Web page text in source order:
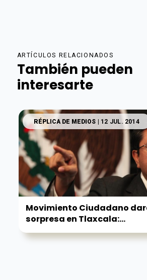
ARTÍCULOS RELACIONADOS
También pueden
interesarte
RÉPLICA DE MEDIOS | 12 JUL. 2014
Movimiento Ciudadano
sorpresa en Tlaxcala:...